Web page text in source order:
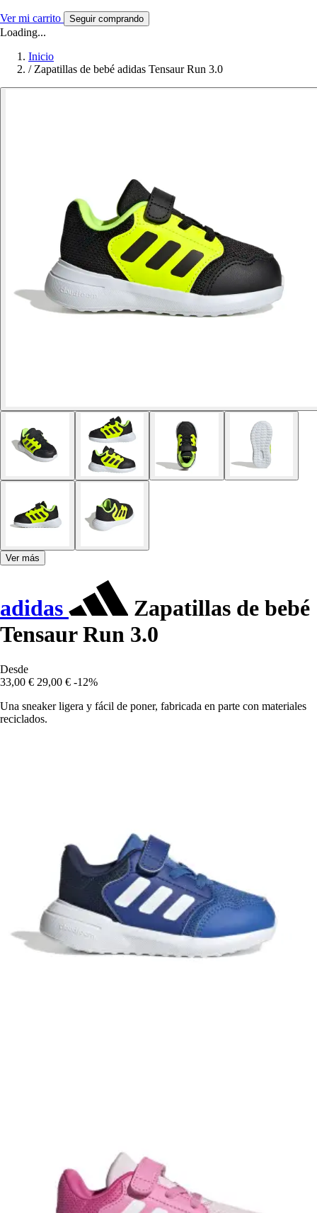
Ver mi carrito Seguir comprando
Loading...
Inicio
/ Zapatillas de bebé adidas Tensaur Run 3.0
Ver más
adidas
Zapatillas de bebé
Tensaur Run 3.0
Desde
33,00 € 29,00 € -12%
Una sneaker ligera y fácil de poner, fabricada en parte con materiales
reciclados.